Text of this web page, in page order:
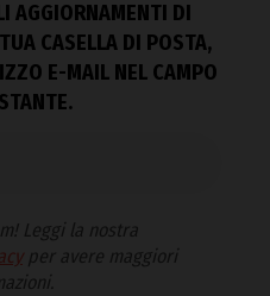
AGGIORNAMENTI DI
CASELLA DI POSTA,
E-MAIL NEL CAMPO
Leggi la nostra
per avere maggiori